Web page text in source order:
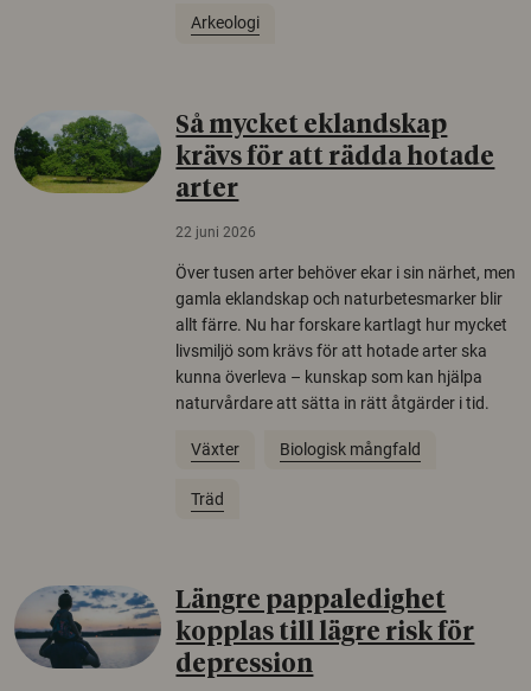
Arkeologi
Så mycket eklandskap
krävs för att rädda hotade
arter
22 juni 2026
Över tusen arter behöver ekar i sin närhet, men
gamla eklandskap och naturbetesmarker blir
allt färre. Nu har forskare kartlagt hur mycket
livsmiljö som krävs för att hotade arter ska
kunna överleva – kunskap som kan hjälpa
naturvårdare att sätta in rätt åtgärder i tid.
Växter Biologisk mångfald
Träd
Längre pappaledighet
kopplas till lägre risk för
depression